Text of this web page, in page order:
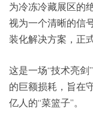
为冷冻冷藏展区的
视为一个清晰的信
装化解决方案，正
这是一场“技术亮
的巨额损耗，旨在
亿人的“菜篮子”。